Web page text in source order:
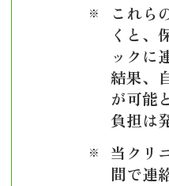
これら
くと、
ックに
結果、
が可能
負担は
当クリ
間で連